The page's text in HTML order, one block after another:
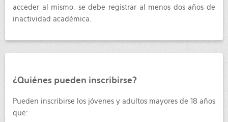
acceder al mismo, se debe registrar al menos dos años de
inactividad académica.
¿Quiénes pueden inscribirse?
Pueden inscribirse los jóvenes y adultos mayores de 18 años
que: